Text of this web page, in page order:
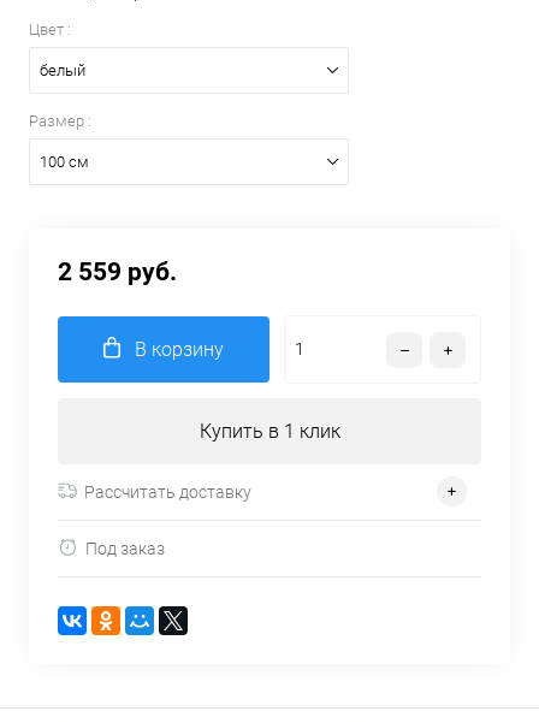
Цвет :
белый
Размер :
100 см
2 559 руб.
В корзину
Купить в 1 клик
Рассчитать доставку
Под заказ